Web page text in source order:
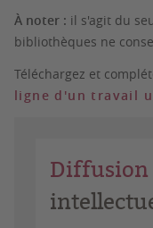
À noter : il s'agit du
bibliothèques ne
Téléchargez et
ligne d'un travail
Diffusion